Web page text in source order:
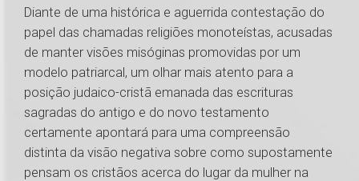
Diante de uma histórica e aguerrida contestação do
papel das chamadas religiões monoteístas, acusadas
de manter visões misóginas promovidas por um
modelo patriarcal, um olhar mais atento para a
posição judaico-cristã emanada das escrituras
sagradas do antigo e do novo testamento
certamente apontará para uma compreensão
distinta da visão negativa sobre como supostamente
pensam os cristãos acerca do lugar da mulher na